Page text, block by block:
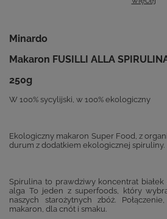
Minardo
Makaron FUSILLI ALLA
250g
W 100% sycylijski, w 100% ekologiczny
Ekologiczny makaron Super Food, z
durum z dodatkiem ekologicznej spiruliny.
Spirulina to prawdziwy koncentrat
alga To jeden z superfoods, który
naszych starożytnych zbóż.
makaron, dla cnót i smaku.